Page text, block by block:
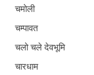
चमोली
चम्पावत
चलो चले देवभूमि
चारधाम